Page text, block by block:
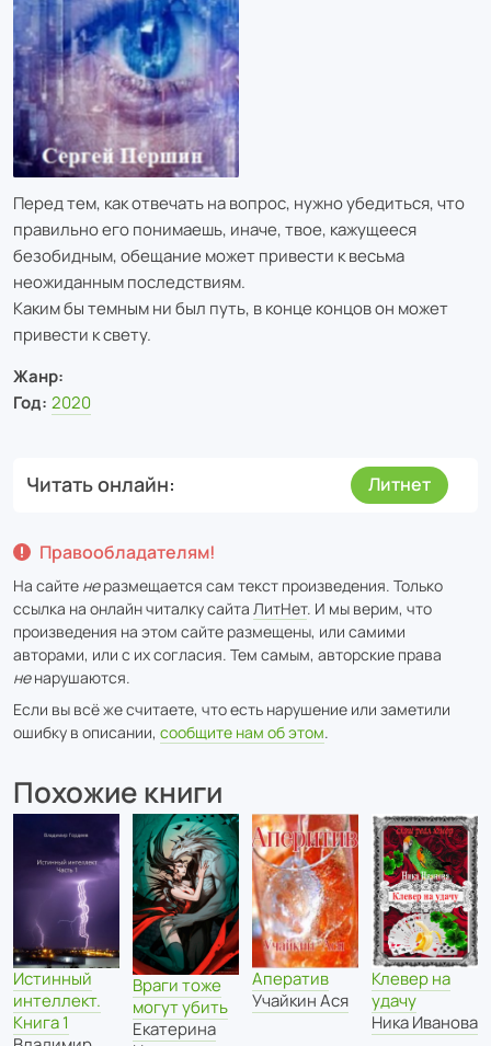
Перед тем, как отвечать на вопрос, нужно убедиться, что
правильно его понимаешь, иначе, твое, кажущееся
безобидным, обещание может привести к весьма
неожиданным последствиям.
Каким бы темным ни был путь, в конце концов он может
привести к свету.
Жанр:
Год: 2020
Читать онлайн Литнет
Правообладателям!
На сайте неразмещается сам текст произведения. Только
ссылка на онлайн читалку сайта ЛитНет. И мы верим, что
произведения на этом сайте размещены, или самими
авторами, или с их согласия. Тем самым, авторские права
ненарушаются.
Если вы всё же считаете, что есть нарушение или заметили
ошибку в описании, сообщите нам об этом.
Похожие книги
Истинный
интеллект.
Книга 1
Враги тоже
могут убить
Екатерина
Аператив
Учайкин Ася
Клевер на
удачу
Ника Иванова